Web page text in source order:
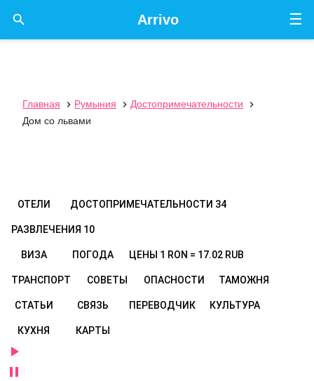
☰
Arrivo

Главная  Румыния  Достопримечательности

Дом со львами
ОТЕЛИ ДОСТОПРИМЕЧАТЕЛЬНОСТИ 34
РАЗВЛЕЧЕНИЯ 10
ВИЗА ПОГОДА ЦЕНЫ 1 RON = 17.02 RUB
ТРАНСПОРТ СОВЕТЫ ОПАСНОСТИ ТАМОЖНЯ
СТАТЬИ СВЯЗЬ ПЕРЕВОДЧИК КУЛЬТУРА
КУХНЯ КАРТЫ

